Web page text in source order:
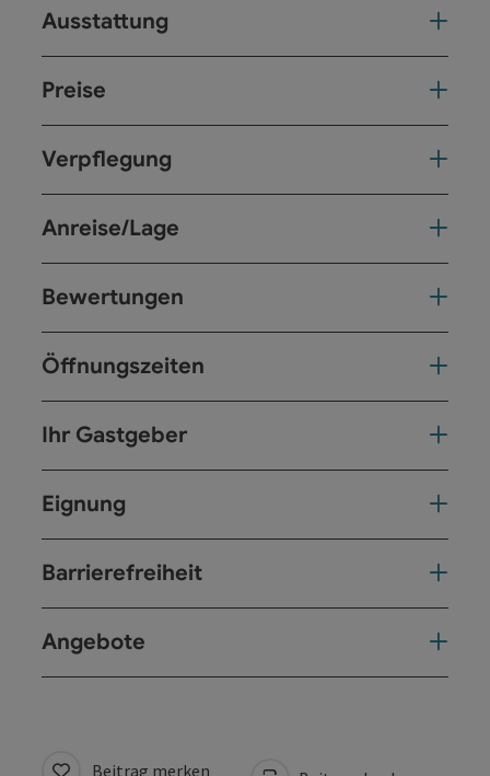
Ausstattung
Preise
Verpflegung
Anreise/Lage
Bewertungen
Öffnungszeiten
Ihr Gastgeber
Eignung
Barrierefreiheit
Angebote
Beitrag merken